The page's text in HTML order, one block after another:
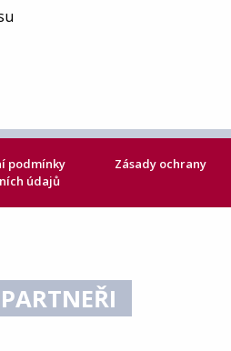
podmínky
Zásady ochrany
údajů